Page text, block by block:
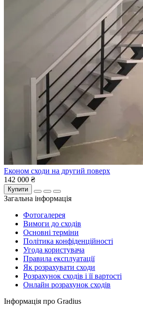
Економ сходи на другий поверх
142 000 ₴
Купити
Загальна інформація
Фотогалерея
Вимоги до сходів
Основні терміни
Політика конфіденційності
Угода користувача
Правила експлуатації
Як розрахувати сходи
Розрахунок сходів і її вартості
Онлайн розрахунок сходів
Інформація про Gradius